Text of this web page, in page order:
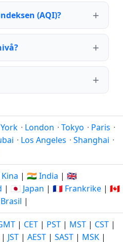
(AQI)?
· London · Tokyo · Paris ·
· Los Angeles · Shanghai ·
| 🇮🇳 India | 🇬🇧
| 🇯🇵 Japan | 🇫🇷 Frankrike | 🇨🇦
|
| CET | PST | MST | CST |
| JST | AEST | SAST | MSK |